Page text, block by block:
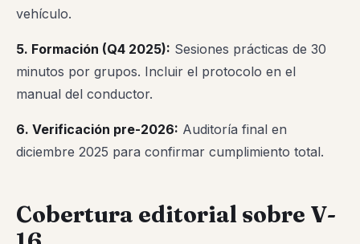
vehículo.
5. Formación (Q4 2025): Sesiones prácticas de 30
minutos por grupos. Incluir el protocolo en el
manual del conductor.
6. Verificación pre-2026: Auditoría final en
diciembre 2025 para confirmar cumplimiento total.
Cobertura editorial sobre V-